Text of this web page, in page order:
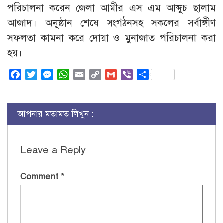
পরিচালনা করেন জেলা আমীর এস এম আব্দুচ ছালাম
আজাদ। অনুষ্ঠান শেষে সংগঠনসহ সকলের সর্বাঙ্গীণ
সফলতা কামনা করে দোয়া ও মুনাজাত পরিচালনা করা
হয়।
FacebookTwitterMessenger
WhatsApp
Email
Copy
Gmail ViberShare
আপনার মতামত লিখুন :
Leave a Reply
Comment *